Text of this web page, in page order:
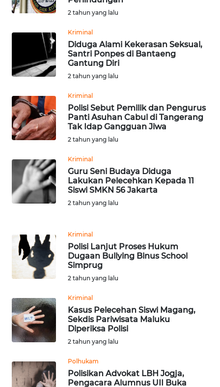
2 tahun yang lalu
Kriminal
Diduga Alami Kekerasan Seksual,
Santri Ponpes di Bantaeng
Gantung Diri
2 tahun yang lalu
Kriminal
Polisi Sebut Pemilik dan Pengurus
Panti Asuhan Cabul di Tangerang
Tak Idap Gangguan Jiwa
2 tahun yang lalu
Kriminal
Guru Seni Budaya Diduga
Lakukan Pelecehkan Kepada 11
Siswi SMKN 56 Jakarta
2 tahun yang lalu
Kriminal
Polisi Lanjut Proses Hukum
Dugaan Bullying Binus School
Simprug
2 tahun yang lalu
Kriminal
Kasus Pelecehan Siswi Magang,
Sekdis Pariwisata Maluku
Diperiksa Polisi
2 tahun yang lalu
Polhukam
Polisikan Advokat LBH Jogja,
Pengacara Alumnus UII Buka
KALTARA
WN
KALSEL
WN
KALTIM
WN
SULSEL
WN
GORONTALO
WN
WN
MALUKU
WN
WN
DAIRI
DANAU
TOBA